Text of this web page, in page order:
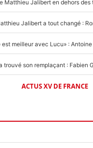
ACTUS XV DE FRANCE